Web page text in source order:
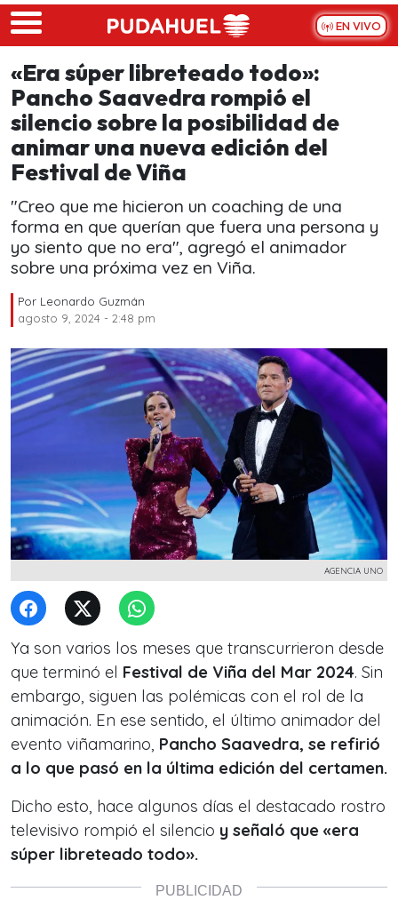
Skip to main content
EN VIVO
«Era súper libreteado todo»:
Pancho Saavedra rompió el
silencio sobre la posibilidad de
animar una nueva edición del
Festival de Viña
"Creo que me hicieron un coaching de una
forma en que querían que fuera una persona y
yo siento que no era", agregó el animador
sobre una próxima vez en Viña.
Por Leonardo Guzmán
agosto 9, 2024 - 2:48 pm
AGENCIA UNO
Ya son varios los meses que transcurrieron desde
que terminó el Festival de Viña del Mar 2024. Sin
embargo, siguen las polémicas con el rol de la
animación. En ese sentido, el último animador del
evento viñamarino, Pancho Saavedra, se refirió
a lo que pasó en la última edición del certamen.
Dicho esto, hace algunos días el destacado rostro
televisivo rompió el silencio y señaló que «era
súper libreteado todo».